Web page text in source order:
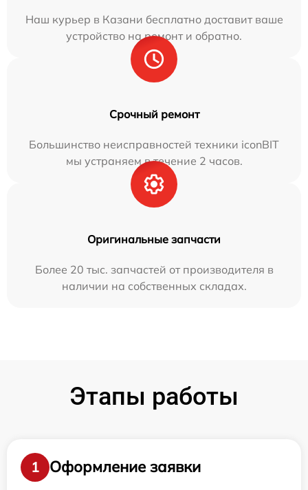
Наш курьер в Казани бесплатно доставит ваше
устройство на ремонт и обратно.
Срочный ремонт
Большинство неисправностей техники iconBIT
мы устраняем в течение 2 часов.
Оригинальные запчасти
Более 20 тыс. запчастей от производителя в
наличии на собственных складах.
Этапы работы
1
Оформление заявки